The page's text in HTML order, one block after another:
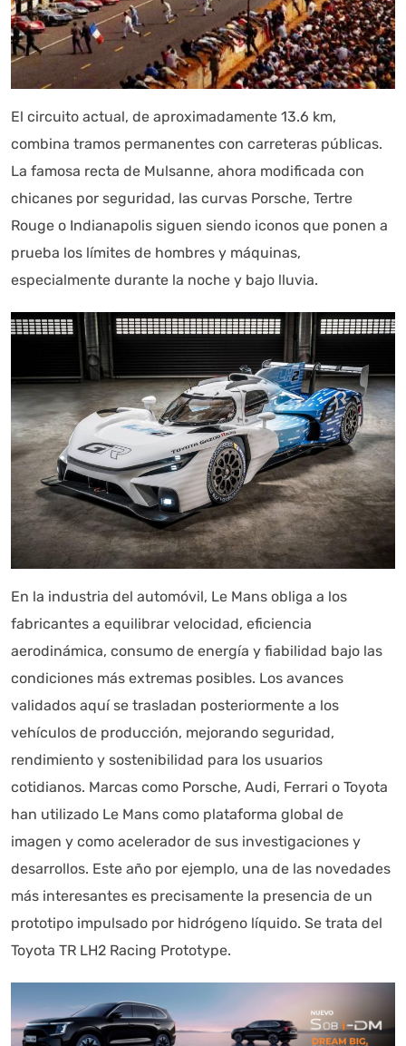
El circuito actual, de aproximadamente 13.6 km,
combina tramos permanentes con carreteras públicas.
La famosa recta de Mulsanne, ahora modificada con
chicanes por seguridad, las curvas Porsche, Tertre
Rouge o Indianapolis siguen siendo iconos que ponen a
prueba los límites de hombres y máquinas,
especialmente durante la noche y bajo lluvia.
En la industria del automóvil, Le Mans obliga a los
fabricantes a equilibrar velocidad, eficiencia
aerodinámica, consumo de energía y fiabilidad bajo las
condiciones más extremas posibles. Los avances
validados aquí se trasladan posteriormente a los
vehículos de producción, mejorando seguridad,
rendimiento y sostenibilidad para los usuarios
cotidianos. Marcas como Porsche, Audi, Ferrari o Toyota
han utilizado Le Mans como plataforma global de
imagen y como acelerador de sus investigaciones y
desarrollos. Este año por ejemplo, una de las novedades
más interesantes es precisamente la presencia de un
prototipo impulsado por hidrógeno líquido. Se trata del
Toyota TR LH2 Racing Prototype.